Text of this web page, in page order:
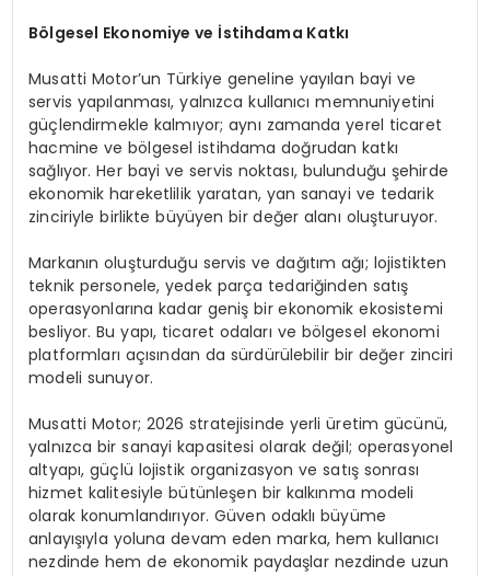
Bölgesel Ekonomiye ve İstihdama Katkı
Musatti Motor’un Türkiye geneline yayılan bayi ve
servis yapılanması, yalnızca kullanıcı memnuniyetini
güçlendirmekle kalmıyor; aynı zamanda yerel ticaret
hacmine ve bölgesel istihdama doğrudan katkı
sağlıyor. Her bayi ve servis noktası, bulunduğu şehirde
ekonomik hareketlilik yaratan, yan sanayi ve tedarik
zinciriyle birlikte büyüyen bir değer alanı oluşturuyor.
Markanın oluşturduğu servis ve dağıtım ağı; lojistikten
teknik personele, yedek parça tedariğinden satış
operasyonlarına kadar geniş bir ekonomik ekosistemi
besliyor. Bu yapı, ticaret odaları ve bölgesel ekonomi
platformları açısından da sürdürülebilir bir değer zinciri
modeli sunuyor.
Musatti Motor; 2026 stratejisinde yerli üretim gücünü,
yalnızca bir sanayi kapasitesi olarak değil; operasyonel
altyapı, güçlü lojistik organizasyon ve satış sonrası
hizmet kalitesiyle bütünleşen bir kalkınma modeli
olarak konumlandırıyor. Güven odaklı büyüme
anlayışıyla yoluna devam eden marka, hem kullanıcı
nezdinde hem de ekonomik paydaşlar nezdinde uzun